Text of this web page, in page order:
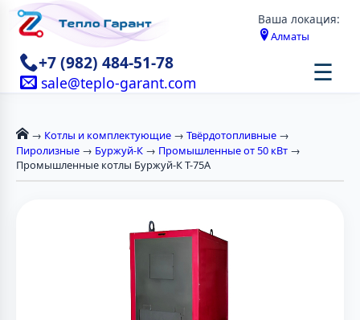
Ваша локация:
Алматы
+7 (982) 484-51-78
sale@teplo-garant.com ☰
→ Котлы и комплектующие → Твёрдотопливные →
Пиролизные → Буржуй-К → Промышленные от 50 кВт →
Промышленные котлы Буржуй-К Т-75А